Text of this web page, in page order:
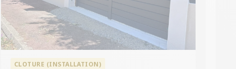
CLOTURE (INSTALLATION)